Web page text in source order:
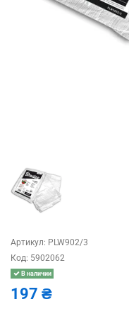
Артикул: PLW902/3
Код: 5902062
В наличии
197 ₴